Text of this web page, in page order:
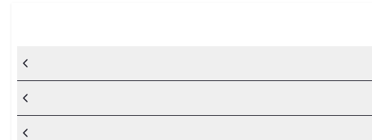
ترمز، مدل دسته‌ها، نوع تایر و دنده را به دقت بررسی کنید.
اشاره کرد.